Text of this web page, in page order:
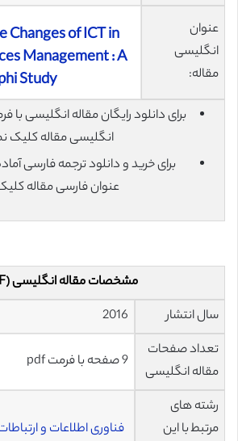
عنوان
انگلیسی
مقاله:
of ICT in
Management : A
Study
انگلیسی مقاله کلیک
برای خرید و دانلود ترجمه فارسی
عنوان فارسی مقاله
مشخصات مقاله انگلیسی (PDF)
سال انتشار
2016
تعداد صفحات
مقاله انگلیسی
9 صفحه با فرمت pdf
رشته های
مرتبط با این
فناوری اطلاعات و